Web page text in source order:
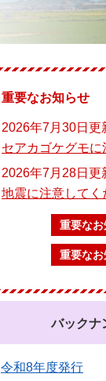
重要なお知らせ
2026年7月30日更
セアカゴケグモに
2026年7月28日更
地震に注意してく
重要な
重要な
バックナ
令和8年度発行